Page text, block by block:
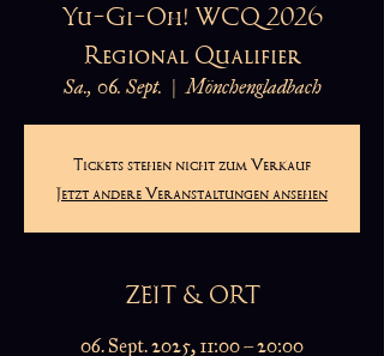
Yu-Gi-Oh! WCQ 2026
Regional Qualifier
Sa., 06. Sept.
  |
Mönchengladbach
Tickets stehen nicht zum Verkauf
Jetzt andere Veranstaltungen ansehen
ZEIT & ORT
06. Sept. 2025, 11:00 – 20:00